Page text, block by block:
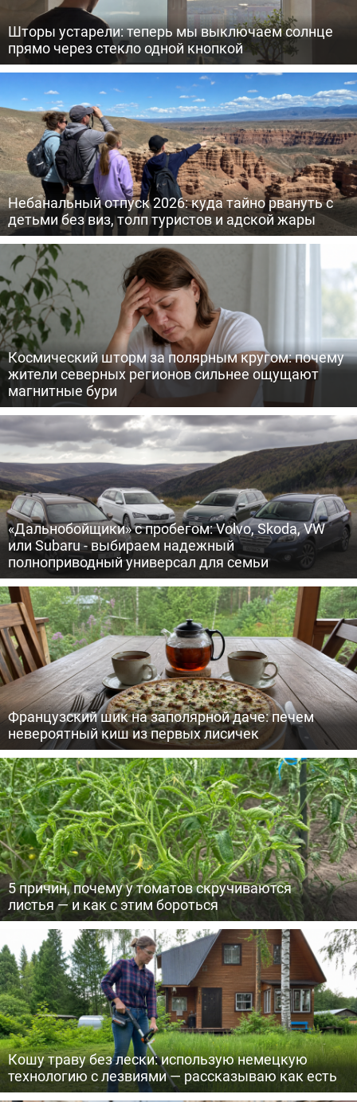
Шторы устарели: теперь мы выключаем солнце
прямо через стекло одной кнопкой
Небанальный отпуск 2026: куда тайно рвануть с
детьми без виз, толп туристов и адской жары
Космический шторм за полярным кругом: почему
жители северных регионов сильнее ощущают
магнитные бури
«Дальнобойщики» с пробегом: Volvo, Skoda, VW
или Subaru - выбираем надежный
полноприводный универсал для семьи
Французский шик на заполярной даче: печем
невероятный киш из первых лисичек
5 причин, почему у томатов скручиваются
листья — и как с этим бороться
Кошу траву без лески: использую немецкую
технологию с лезвиями — рассказываю как есть